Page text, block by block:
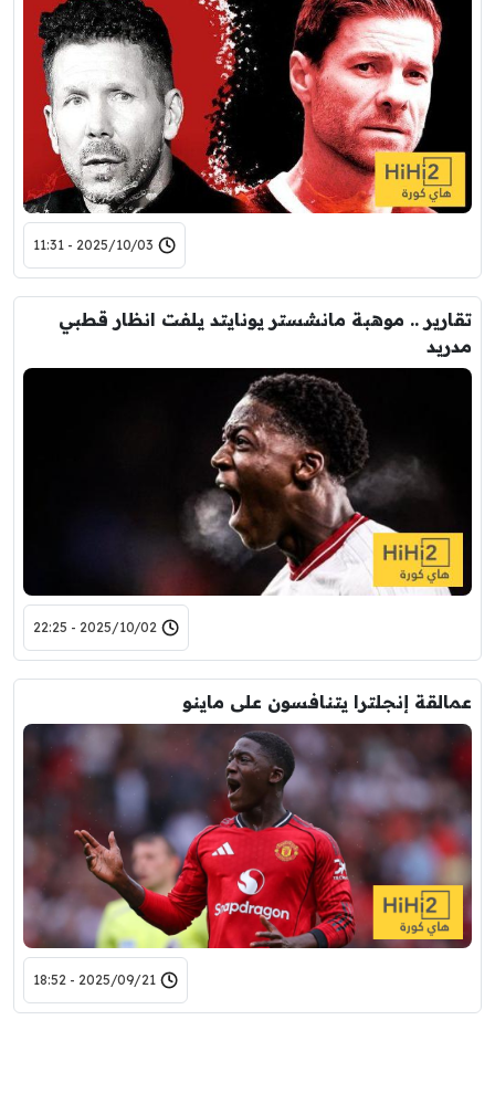
2025/10/03 - 11:31
تقارير .. موهبة مانشستر يونايتد يلفت انظار قطبي
مدريد
2025/10/02 - 22:25
عمالقة إنجلترا يتنافسون على ماينو
2025/09/21 - 18:52